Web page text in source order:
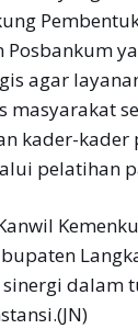
Posbankum
agar
masyarakat
kader-kader
pelatihan
dalam